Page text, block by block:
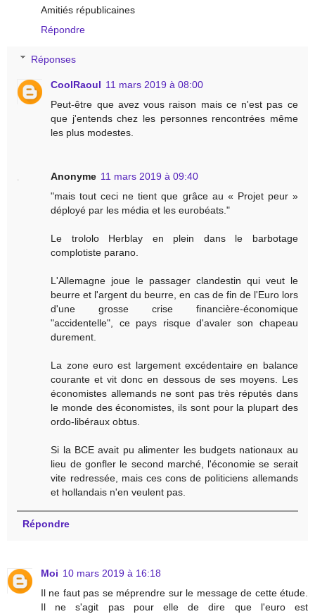
Amitiés républicaines
Répondre
Réponses
CoolRaoul 11 mars 2019 à 08:00
Peut-être que avez vous raison mais ce n'est pas ce
que j'entends chez les personnes rencontrées même
les plus modestes.
Anonyme 11 mars 2019 à 09:40
"mais tout ceci ne tient que grâce au « Projet peur »
déployé par les média et les eurobéats."
Le trololo Herblay en plein dans le barbotage
complotiste parano.
L'Allemagne joue le passager clandestin qui veut le
beurre et l'argent du beurre, en cas de fin de l'Euro lors
d'une grosse crise financière-économique
"accidentelle", ce pays risque d'avaler son chapeau
durement.
La zone euro est largement excédentaire en balance
courante et vit donc en dessous de ses moyens. Les
économistes allemands ne sont pas très réputés dans
le monde des économistes, ils sont pour la plupart des
ordo-libéraux obtus.
Si la BCE avait pu alimenter les budgets nationaux au
lieu de gonfler le second marché, l'économie se serait
vite redressée, mais ces cons de politiciens allemands
et hollandais n'en veulent pas.
Répondre
Moi 10 mars 2019 à 16:18
Il ne faut pas se méprendre sur le message de cette étude.
Il ne s'agit pas pour elle de dire que l'euro est